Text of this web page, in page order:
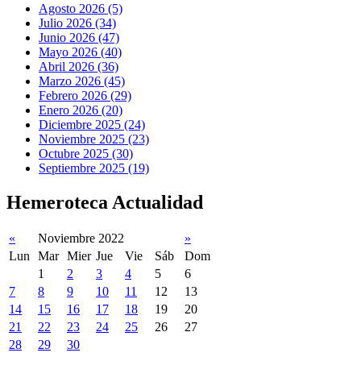
Agosto 2026 (5)
Julio 2026 (34)
Junio 2026 (47)
Mayo 2026 (40)
Abril 2026 (36)
Marzo 2026 (45)
Febrero 2026 (29)
Enero 2026 (20)
Diciembre 2025 (24)
Noviembre 2025 (23)
Octubre 2025 (30)
Septiembre 2025 (19)
Hemeroteca Actualidad
« Noviembre 2022
»
Lun Mar Mier Jue Vie Sáb
Dom
1
2 3 4 5
6
7
8 9 10 11 12
13
14
15 16 17 18 19
20
21
22 23 24 25 26
27
28
29 30